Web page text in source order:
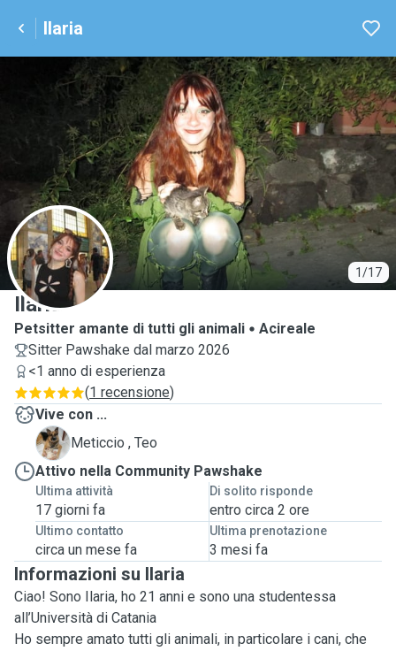
Ilaria
1/17
I
Ilaria
Petsitter amante di tutti gli animali
Acireale
Sitter Pawshake dal marzo 2026
<1 anno di esperienza
(1 recensione)
Vive con ...
T
Meticcio , Teo
Attivo nella Community Pawshake
Ultima attività
17 giorni fa
Di solito risponde
entro circa 2 ore
Ultimo contatto
circa un mese fa
Ultima prenotazione
3 mesi fa
Informazioni su Ilaria
Ciao! Sono Ilaria, ho 21 anni e sono una studentessa
all’Università di Catania
Ho sempre amato tutti gli animali, in particolare i cani, che